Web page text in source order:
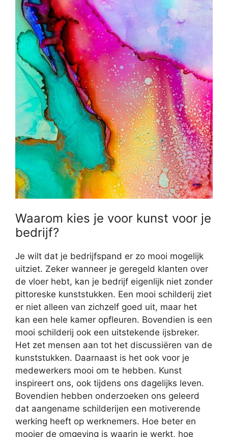
Waarom kies je voor kunst voor je
bedrijf?
Je wilt dat je bedrijfspand er zo mooi mogelijk
uitziet. Zeker wanneer je geregeld klanten over
de vloer hebt, kan je bedrijf eigenlijk niet zonder
pittoreske kunststukken. Een mooi schilderij ziet
er niet alleen van zichzelf goed uit, maar het
kan een hele kamer opfleuren. Bovendien is een
mooi schilderij ook een uitstekende ijsbreker.
Het zet mensen aan tot het discussiëren van de
kunststukken. Daarnaast is het ook voor je
medewerkers mooi om te hebben. Kunst
inspireert ons, ook tijdens ons dagelijks leven.
Bovendien hebben onderzoeken ons geleerd
dat aangename schilderijen een motiverende
werking heeft op werknemers. Hoe beter en
mooier de omgeving is waarin je werkt, hoe